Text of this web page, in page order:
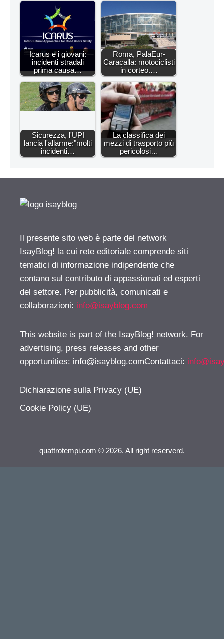
Icarus e i giovani:
incidenti stradali
prima causa…
Roma, PalaEur-
Caracalla: motociclisti
in corteo.…
Sicurezza, l'UPI
lancia l'allarme:"molti
incidenti…
La classifica dei
mezzi di trasporto più
pericolosi…
Il presente sito web è parte del network
IsayBlog! la cui rete editoriale comprende siti
tematici di informazione indipendente che
contano sul contributo di appassionati ed esperti
del settore. Per pubblicità, comunicati e
collaborazioni: info@isayblog.com
This website is part of the IsayBlog! network. For
advertising, press releases and other
opportunities: info@isayblog.comContattaci:
Dichiarazione sulla Privacy (UE)
Cookie Policy (UE)
quattrotempi.com © 2026. All right reserverd.